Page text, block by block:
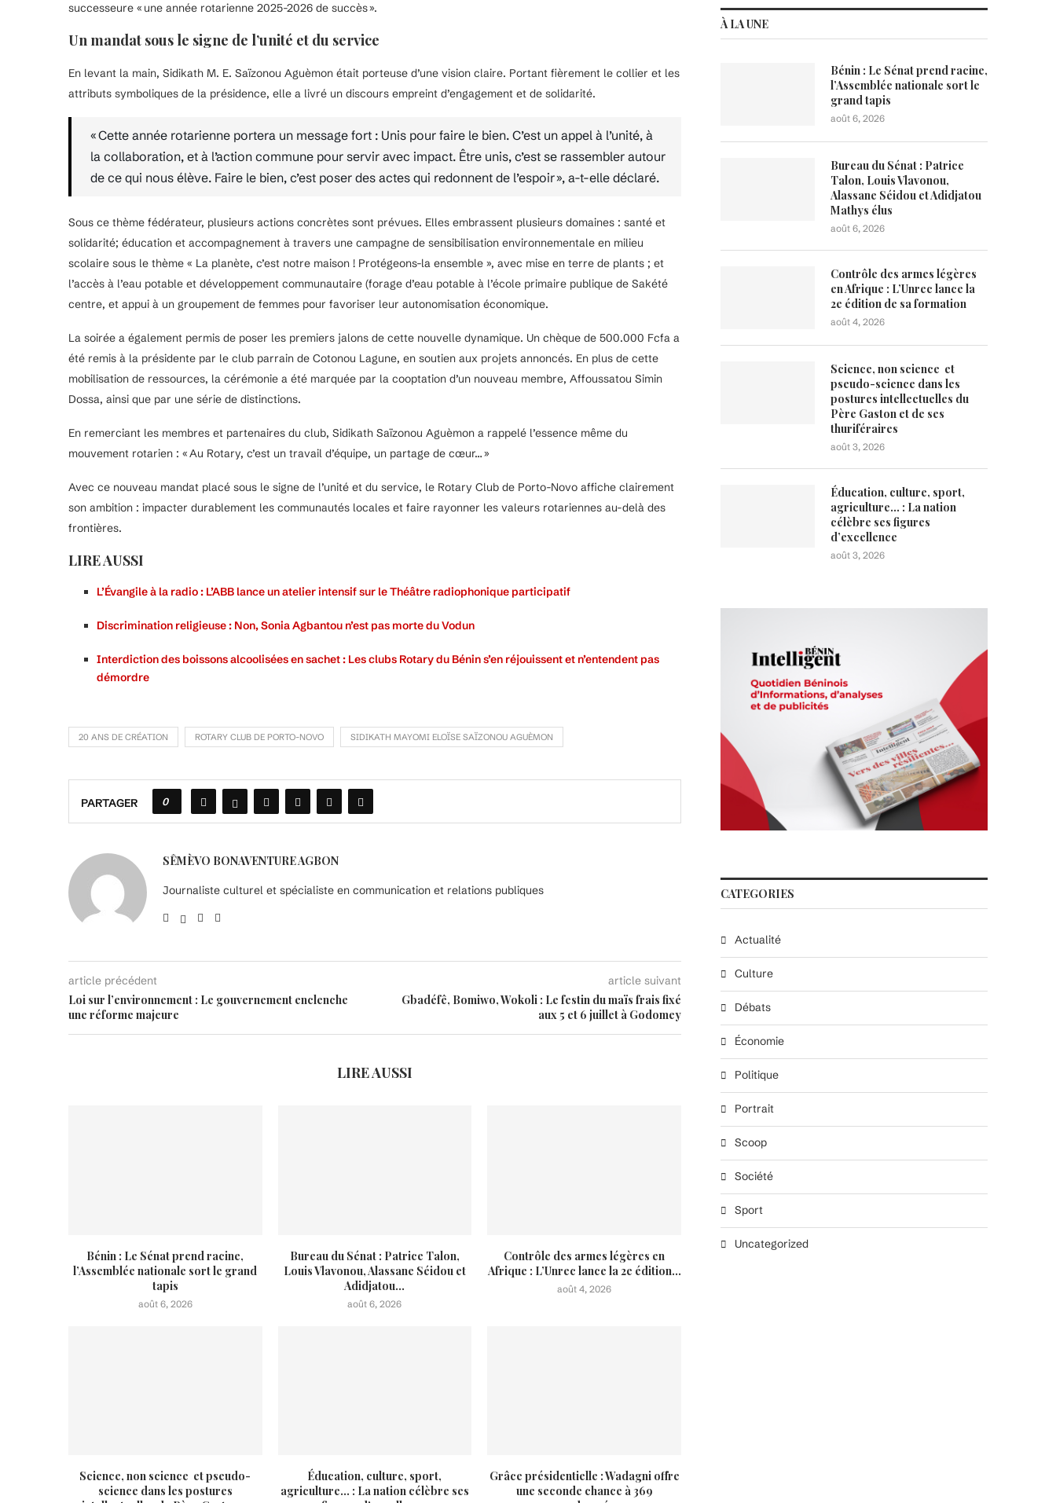
successeure « une année rotarienne 2025-2026 de succès ».
Un mandat sous le signe de l’unité et du service
En levant la main, Sidikath M. E. Saïzonou Aguèmon était porteuse d’une vision claire. Portant fièrement le collier et les
attributs symboliques de la présidence, elle a livré un discours empreint d’engagement et de solidarité.
« Cette année rotarienne portera un message fort : Unis pour faire le bien. C’est un appel à l’unité, à
la collaboration, et à l’action commune pour servir avec impact. Être unis, c’est se rassembler autour
de ce qui nous élève. Faire le bien, c’est poser des actes qui redonnent de l’espoir », a-t-elle déclaré.
Sous ce thème fédérateur, plusieurs actions concrètes sont prévues. Elles embrassent plusieurs domaines : santé et
solidarité; éducation et accompagnement à travers une campagne de sensibilisation environnementale en milieu
scolaire sous le thème « La planète, c’est notre maison ! Protégeons-la ensemble », avec mise en terre de plants ; et
l’accès à l’eau potable et développement communautaire (forage d’eau potable à l’école primaire publique de Sakété
centre, et appui à un groupement de femmes pour favoriser leur autonomisation économique.
La soirée a également permis de poser les premiers jalons de cette nouvelle dynamique. Un chèque de 500.000 Fcfa a
été remis à la présidente par le club parrain de Cotonou Lagune, en soutien aux projets annoncés. En plus de cette
mobilisation de ressources, la cérémonie a été marquée par la cooptation d’un nouveau membre, Affoussatou Simin
Dossa, ainsi que par une série de distinctions.
En remerciant les membres et partenaires du club, Sidikath Saïzonou Aguèmon a rappelé l’essence même du
mouvement rotarien : « Au Rotary, c’est un travail d’équipe, un partage de cœur… »
Avec ce nouveau mandat placé sous le signe de l’unité et du service, le Rotary Club de Porto-Novo affiche clairement
son ambition : impacter durablement les communautés locales et faire rayonner les valeurs rotariennes au-delà des
frontières.
LIRE AUSSI
L’Évangile à la radio : L’ABB lance un atelier intensif sur le Théâtre radiophonique participatif
Discrimination religieuse : Non, Sonia Agbantou n’est pas morte du Vodun
Interdiction des boissons alcoolisées en sachet : Les clubs Rotary du Bénin s’en réjouissent et n’entendent pas
démordre
20 ANS DE CRÉATION ROTARY CLUB DE PORTO-NOVO SIDIKATH MAYOMI ELOÏSE SAÏZONOU AGUÈMON
PARTAGER 0
SÊMÈVO BONAVENTURE AGBON
Journaliste culturel et spécialiste en communication et relations publiques
article précédent
Loi sur l’environnement : Le gouvernement enclenche
une réforme majeure
article suivant
Gbadéfê, Bomiwo, Wokoli : Le festin du maïs frais fixé
aux 5 et 6 juillet à Godomey
LIRE AUSSI
Bénin : Le Sénat prend racine,
l’Assemblée nationale sort le grand
tapis
août 6, 2026
Bureau du Sénat : Patrice Talon,
Louis Vlavonou, Alassane Séidou et
Adidjatou...
août 6, 2026
Contrôle des armes légères en
Afrique : L’Unrec lance la 2e édition...
août 4, 2026
Science, non science et pseudo-
science dans les postures
Éducation, culture, sport,
agriculture… : La nation célèbre ses
Grâce présidentielle : Wadagni offre
une seconde chance à 369
À LA UNE
Bénin : Le Sénat prend racine,
l’Assemblée nationale sort le
grand tapis
août 6, 2026
Bureau du Sénat : Patrice
Talon, Louis Vlavonou,
Alassane Séidou et Adidjatou
Mathys élus
août 6, 2026
Contrôle des armes légères
en Afrique : L’Unrec lance la
2e édition de sa formation
août 4, 2026
Science, non science et
pseudo-science dans les
postures intellectuelles du
Père Gaston et de ses
thuriféraires
août 3, 2026
Éducation, culture, sport,
agriculture… : La nation
célèbre ses figures
d’excellence
août 3, 2026
CATEGORIES
Actualité
Culture
Débats
Économie
Politique
Portrait
Scoop
Société
Sport
Uncategorized